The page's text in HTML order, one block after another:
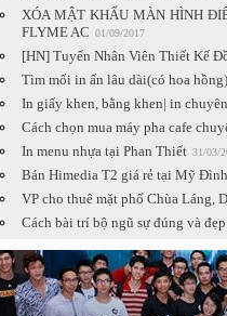
XÓA MẬT KHẨU MÀN HÌNH
FLYME AC 01/09/2017
[HN] Tuyển Nhân Viên Thiết Kế
Tìm mối in ấn lâu dài(có hoa hồng)
In giấy khen, bằng khen| in
Cách chọn mua máy pha cafe
In menu nhựa tại Phan Thiết 31/03/
Bán Himedia T2 giá rẻ tại Mỹ
VP cho thuê mặt phố Chùa Láng,
Cách bài trí bộ ngũ sự đúng và